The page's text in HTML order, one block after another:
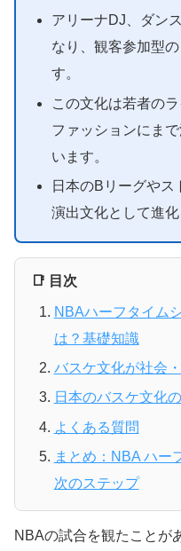
アリーナDJ、ダン
なり、観客参加型
す。
この文化は若者の
ファッションにま
います。
日本のBリーグや
演出文化として進化
📑 目次
NBAハーフタイム
は？基礎知識
バスケ文化が社会
日本のバスケ文化
よくある質問
まとめ：NBA ハー
次のステップ
NBAの試合を観たことが